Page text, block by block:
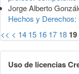
Jorge Alberto
Hechos y Derechos:
<< < 14 15 16 17 18 19
Uso de licencias